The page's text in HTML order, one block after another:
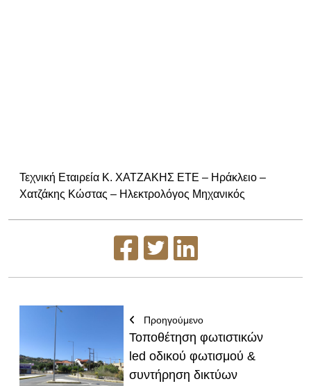
Τεχνική Εταιρεία Κ. ΧΑΤΖΑΚΗΣ ΕΤΕ – Ηράκλειο –
Χατζάκης Κώστας – Ηλεκτρολόγος Μηχανικός
Προηγούμενο
Τοποθέτηση φωτιστικών
led οδικού φωτισμού &
συντήρηση δικτύων